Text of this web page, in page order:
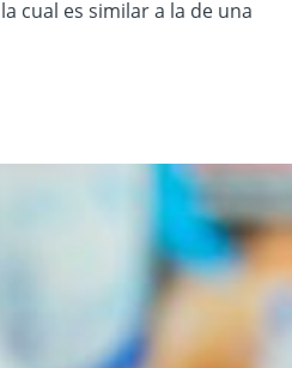
cual es similar a la de una